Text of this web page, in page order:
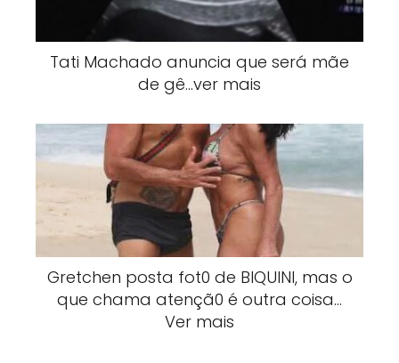
Tati Machado anuncia que será mãe
de gê…ver mais
Gretchen posta fot0 de BlQUlNI, mas o
que chama atençã0 é outra coisa…
Ver mais